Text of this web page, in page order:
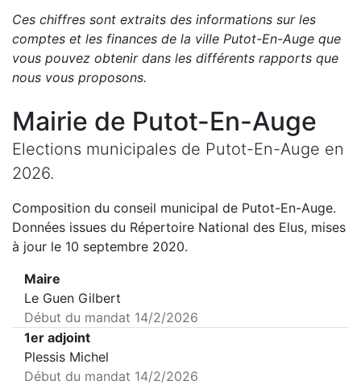
Ces chiffres sont extraits des informations sur les
comptes et les finances de la ville Putot-En-Auge que
vous pouvez obtenir dans les différents rapports que
nous vous proposons.
Mairie de Putot-En-Auge
Elections municipales de Putot-En-Auge en
2026.
Composition du conseil municipal de Putot-En-Auge.
Données issues du Répertoire National des Elus, mises
à jour le 10 septembre 2020.
Maire
Le Guen Gilbert
Début du mandat 14/2/2026
1er adjoint
Plessis Michel
Début du mandat 14/2/2026